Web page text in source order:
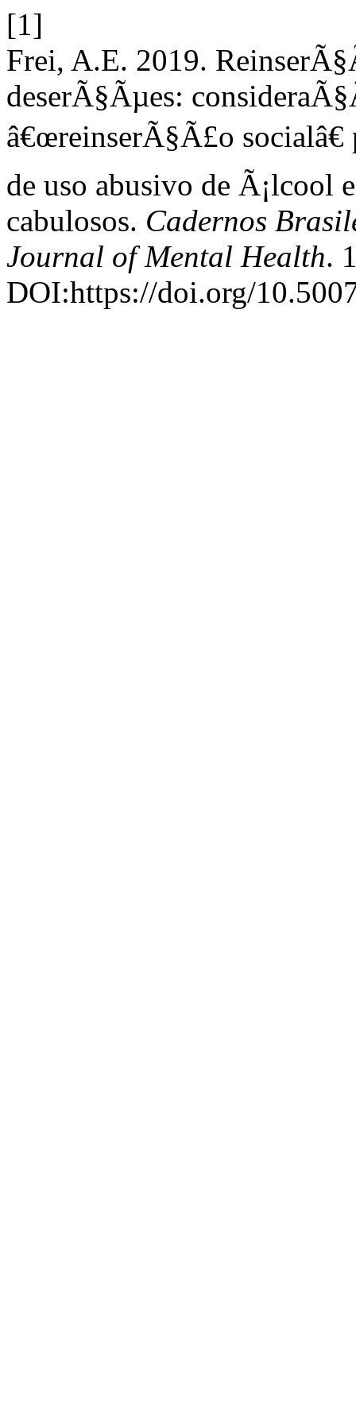
[1]
Frei, A.E. 2019.
deserÃ§Ãµes:
â€œreinserÃ§Ã£o
de uso abusivo de Ã¡lcool
cabulosos. Cadernos
Journal of Mental Health.
DOI:https://doi.org/